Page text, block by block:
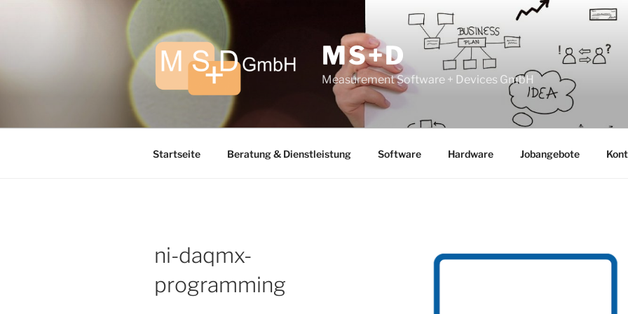
MS+D
Measurement Software + Devices GmbH
Startseite Beratung & Dienstleistung Software Hardware Jobangebote
ni-daqmx-
programming